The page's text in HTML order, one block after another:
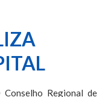
Conselho Regional de